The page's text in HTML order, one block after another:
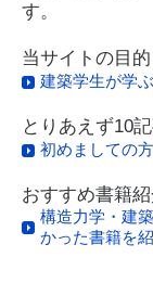
す。
当サイトの目
建築学生が学
とりあえず10
初めましての
おすすめ書籍
構造力学・建
かった書籍を